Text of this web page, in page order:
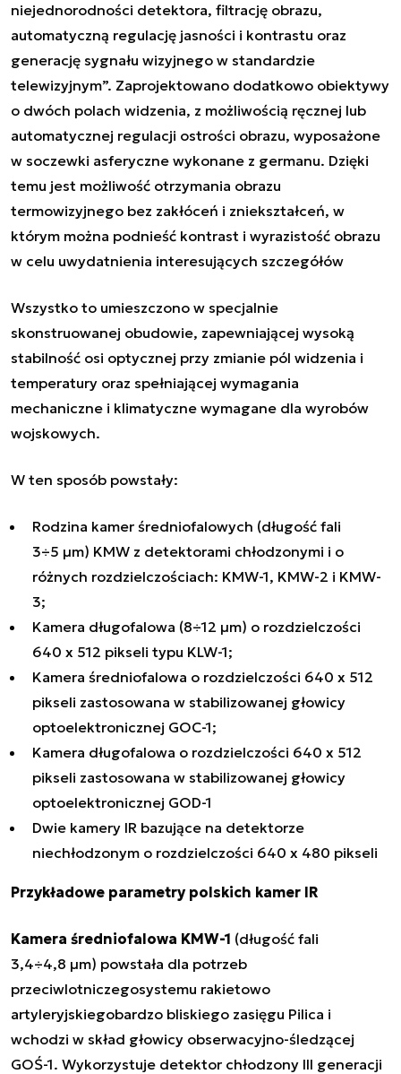
niejednorodności detektora, filtrację obrazu,
automatyczną regulację jasności i kontrastu oraz
generację sygnału wizyjnego w standardzie
telewizyjnym”. Zaprojektowano dodatkowo obiektywy
o dwóch polach widzenia, z możliwością ręcznej lub
automatycznej regulacji ostrości obrazu, wyposażone
w soczewki asferyczne wykonane z germanu. Dzięki
temu jest możliwość otrzymania obrazu
termowizyjnego bez zakłóceń i zniekształceń, w
którym można podnieść kontrast i wyrazistość obrazu
w celu uwydatnienia interesujących szczegółów
Wszystko to umieszczono w specjalnie
skonstruowanej obudowie, zapewniającej wysoką
stabilność osi optycznej przy zmianie pól widzenia i
temperatury oraz spełniającej wymagania
mechaniczne i klimatyczne wymagane dla wyrobów
wojskowych.
W ten sposób powstały:
Rodzina kamer średniofalowych (długość fali
3÷5 µm) KMW z detektorami chłodzonymi i o
różnych rozdzielczościach: KMW-1, KMW-2 i KMW-
3;
Kamera długofalowa (8÷12 µm) o rozdzielczości
640 x 512 pikseli typu KLW-1;
Kamera średniofalowa o rozdzielczości 640 x 512
pikseli zastosowana w stabilizowanej głowicy
optoelektronicznej GOC-1;
Kamera długofalowa o rozdzielczości 640 x 512
pikseli zastosowana w stabilizowanej głowicy
optoelektronicznej GOD-1
Dwie kamery IR bazujące na detektorze
niechłodzonym o rozdzielczości 640 x 480 pikseli
Przykładowe parametry polskich kamer IR
Kamera średniofalowa KMW-1 (długość fali
3,4÷4,8 µm) powstała dla potrzeb
przeciwlotniczegosystemu rakietowo
artyleryjskiegobardzo bliskiego zasięgu Pilica i
wchodzi w skład głowicy obserwacyjno-śledzącej
GOŚ-1. Wykorzystuje detektor chłodzony III generacji